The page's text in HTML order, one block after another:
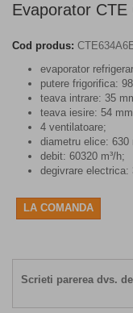
Evaporator
Cod produs:
evaporator
putere frigorifica:
teava intrare: 35
teava iesire: 54
4 ventilatoare;
diametru elice: 630
debit: 60320 m³/h;
degivrare electrica:
LA COMANDA
Scrieti parerea dvs.